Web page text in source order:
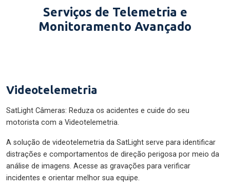
Serviços de Telemetria e
Monitoramento Avançado
Videotelemetria
SatLight Câmeras: Reduza os acidentes e cuide do seu
motorista com a Videotelemetria.
A solução de videotelemetria da SatLight serve para identificar
distrações e comportamentos de direção perigosa por meio da
análise de imagens. Acesse as gravações para verificar
incidentes e orientar melhor sua equipe.